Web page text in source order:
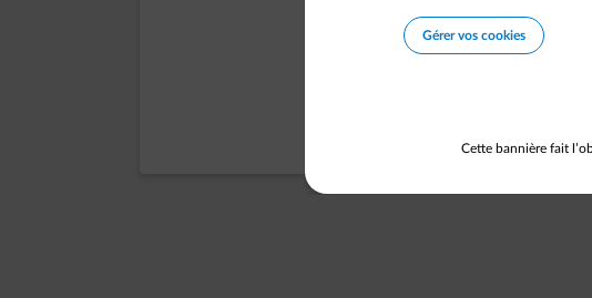
Gérer vos cookies
Cette bannière fait